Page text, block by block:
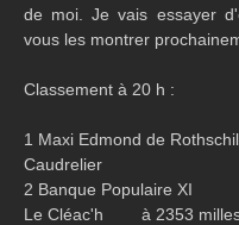
de moi. Je vais essayer
vous les montrer
Classement à 20 h :
1 Maxi Edmond de
Caudrelier
2 Banque Populaire XI
Le Cléac'h        à 2353